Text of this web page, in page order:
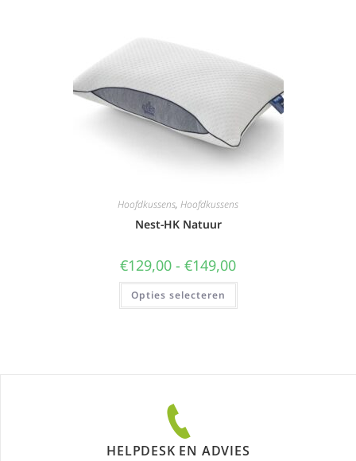
Hoofdkussens, Hoofdkussens
Nest-HK Natuur
€129,00 - €149,00
Opties selecteren
HELPDESK EN ADVIES